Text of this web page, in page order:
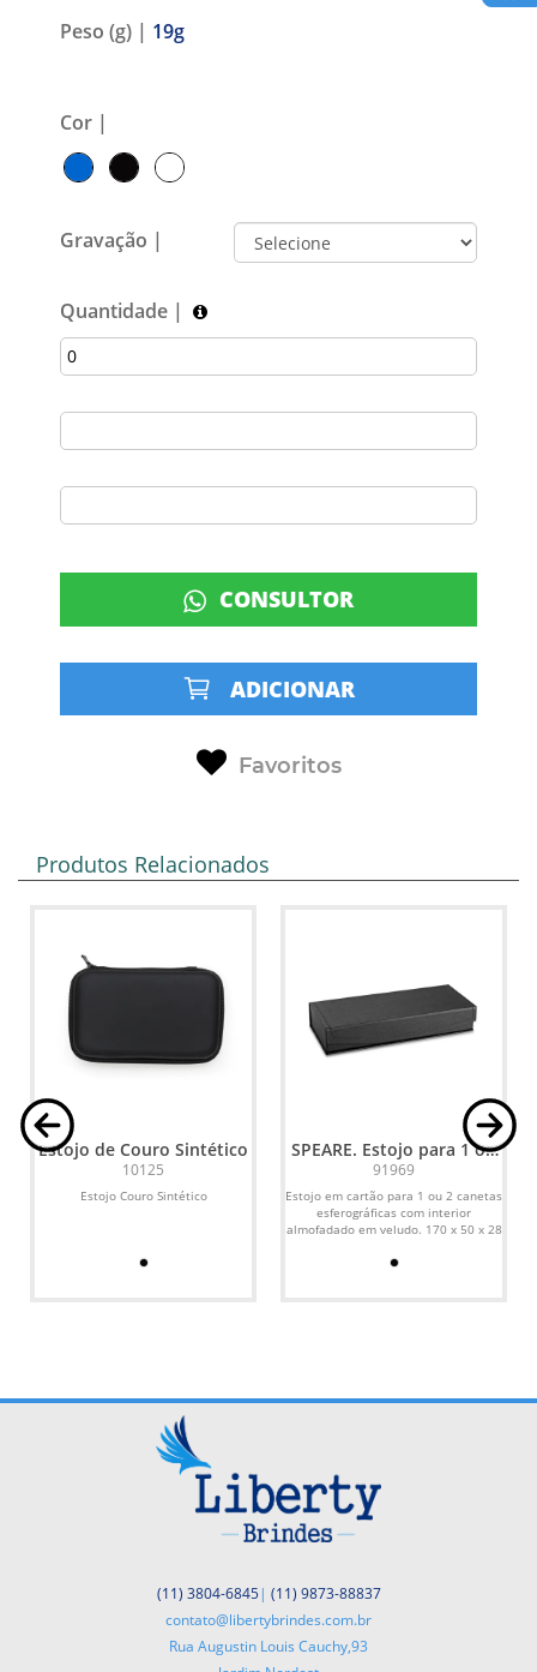
Peso (g) | 19g
Cor |
Gravação |
Quantidade |
CONSULTOR
ADICIONAR
Favoritos
Produtos Relacionados
Estojo de Couro Sintético
10125
Estojo Couro Sintético
SPEARE. Estojo para 1 ou
2 canetas esferográficas
91969
Estojo em cartão para 1 ou 2 canetas
esferográficas com interior
almofadado em veludo. 170 x 50 x 28
(11) 3804-6845| (11) 9873-88837
contato@libertybrindes.com.br
Rua Augustin Louis Cauchy,93